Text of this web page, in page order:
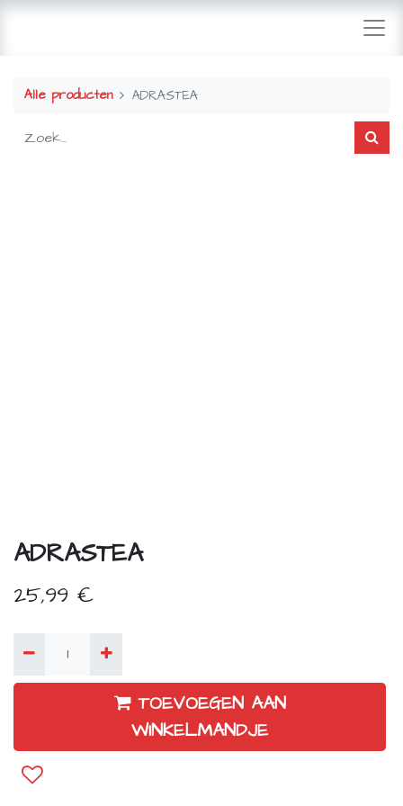
Alle producten ADRASTEA
ADRASTEA
25,99 €
TOEVOEGEN AAN
WINKELMANDJE